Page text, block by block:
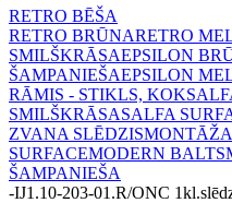
RETRO BĒŠA
RETRO BRŪNARETRO
SMILŠKRĀSAEPSILON
ŠAMPANIEŠAEPSILON
RĀMIS - STIKLS, KOKS
SMILŠKRĀSASALFA
ZVANA SLĒDZIS
SURFACEMODERN BALTS
ŠAMPANIEŠA
-IJ1.10-203-01.R/ONC